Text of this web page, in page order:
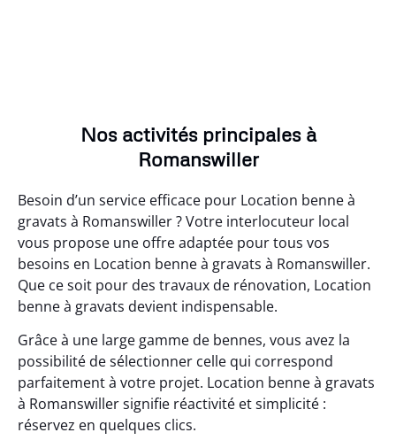
Nos activités principales à
Romanswiller
Besoin d’un service efficace pour Location benne à
gravats à Romanswiller ? Votre interlocuteur local
vous propose une offre adaptée pour tous vos
besoins en Location benne à gravats à Romanswiller.
Que ce soit pour des travaux de rénovation, Location
benne à gravats devient indispensable.
Grâce à une large gamme de bennes, vous avez la
possibilité de sélectionner celle qui correspond
parfaitement à votre projet. Location benne à gravats
à Romanswiller signifie réactivité et simplicité :
réservez en quelques clics.